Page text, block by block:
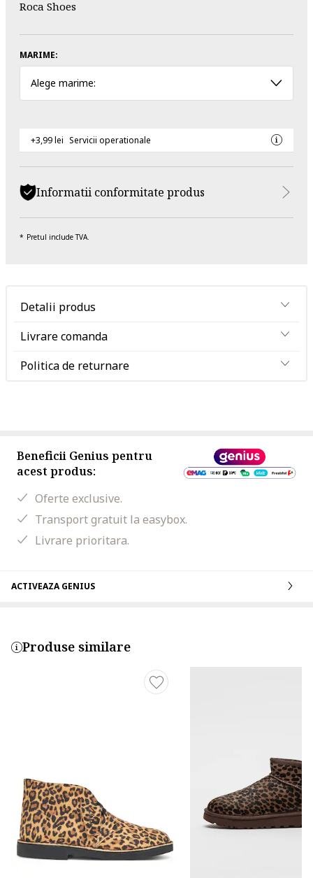
Roca Shoes
MARIME:
Alege marime:
+3,99 lei Servicii operationale
Informatii conformitate produs
Pretul include TVA.
Detalii produs
Livrare comanda
Politica de returnare
Beneficii Genius pentru
acest produs:
Oferte exclusive.
Transport gratuit la easybox.
Livrare prioritara.
ACTIVEAZA GENIUS
Produse similare